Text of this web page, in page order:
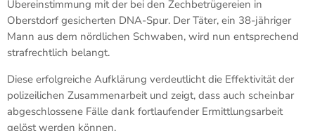
Übereinstimmung mit der bei den Zechbetrügereien in
Oberstdorf gesicherten DNA-Spur. Der Täter, ein 38-jähriger
Mann aus dem nördlichen Schwaben, wird nun entsprechend
strafrechtlich belangt.
Diese erfolgreiche Aufklärung verdeutlicht die Effektivität der
polizeilichen Zusammenarbeit und zeigt, dass auch scheinbar
abgeschlossene Fälle dank fortlaufender Ermittlungsarbeit
gelöst werden können.